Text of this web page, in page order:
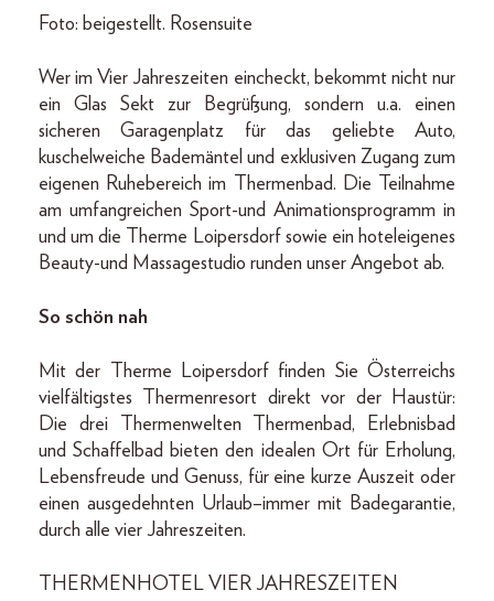
Foto: beigestellt. Rosensuite
Wer im Vier Jahreszeiten eincheckt, bekommt nicht nur
ein Glas Sekt zur Begrüßung, sondern u.a. einen
sicheren Garagenplatz für das geliebte Auto,
kuschelweiche Bademäntel und exklusiven Zugang zum
eigenen Ruhebereich im Thermenbad. Die Teilnahme
am umfangreichen Sport-und Animationsprogramm in
und um die Therme Loipersdorf sowie ein hoteleigenes
Beauty-und Massagestudio runden unser Angebot ab.
So schön nah
Mit der Therme Loipersdorf finden Sie Österreichs
vielfältigstes Thermenresort direkt vor der Haustür:
Die drei Thermenwelten Thermenbad, Erlebnisbad
und Schaffelbad bieten den idealen Ort für Erholung,
Lebensfreude und Genuss, für eine kurze Auszeit oder
einen ausgedehnten Urlaub–immer mit Badegarantie,
durch alle vier Jahreszeiten.
THERMENHOTEL VIER JAHRESZEITEN